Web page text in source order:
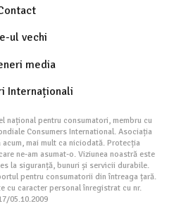
ul vechi
media
Internaționali
național pentru consumatori, membru cu
Consumers International. Asociația
mai mult ca niciodată. Protecția
ne-am asumat-o. Viziunea noastră este
la siguranță, bunuri și servicii durabile.
pentru consumatorii din întreaga țară.
cu caracter personal înregistrat cu nr.
05.10.2009